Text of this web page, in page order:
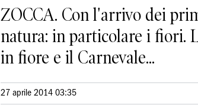
ZOCCA. Con l'arrivo dei
natura: in particolare i fiori.
in fiore e il Carnevale...
27 aprile 2014 03:35